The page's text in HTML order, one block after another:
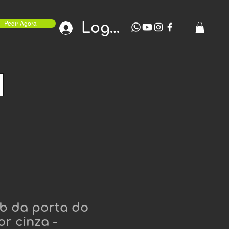
Pedir Agora Login
da porta do
cinza -